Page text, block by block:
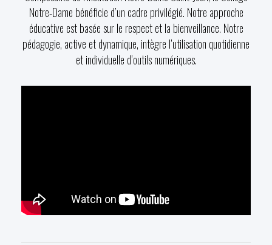
Notre-Dame bénéficie d’un cadre privilégié. Notre approche
éducative est basée sur le respect et la bienveillance. Notre
pédagogie, active et dynamique, intègre l’utilisation quotidienne
et individuelle d’outils numériques.